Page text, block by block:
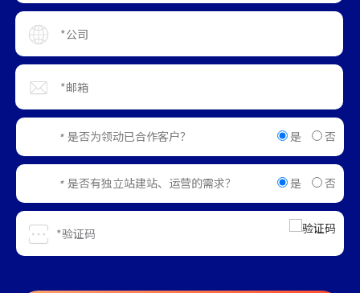
* 是否为领动已合作客户？ 是 否
* 是否有独立站建站、运营的需求？ 是 否